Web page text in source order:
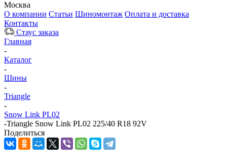
Москва
О компании Статьи Шиномонтаж Оплата и доставка
Контакты
Стаус заказа
Главная
-
Каталог
-
Шины
-
Triangle
-
Snow Link PL02
-Triangle Snow Link PL02 225/40 R18 92V
Поделиться